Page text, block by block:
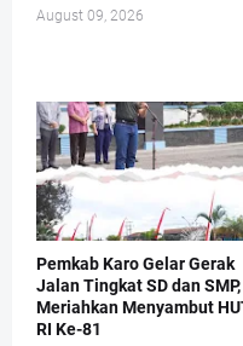
August 09, 2026
Pemkab Karo Gelar Gerak
Jalan Tingkat SD dan SMP,
Meriahkan Menyambut
RI Ke-81